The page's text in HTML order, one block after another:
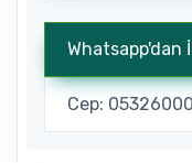
Whatsapp'dan
Cep: